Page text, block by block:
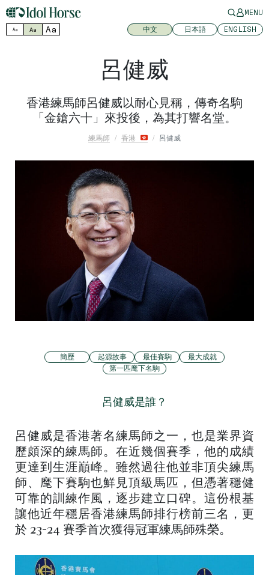
MENU
Aa Aa Aa 中文 日本語 ENGLISH
呂健威
香港練馬師呂健威以耐心見稱，傳奇名駒
「金鎗六十」來投後，為其打響名堂。
練馬師 香港 呂健威
簡歷 起源故事 最佳賽駒
最大成就
第一匹麾下名駒
呂健威是誰？
呂健威是香港著名練馬師之一，也是業界資
歷頗深的練馬師。在近幾個賽季，他的成績
更達到生涯巔峰。雖然過往他並非頂尖練馬
師、麾下賽駒也鮮見頂級馬匹，但憑著穩健
可靠的訓練作風，逐步建立口碑。這份根基
讓他近年穩居香港練馬師排行榜前三名，更
於 23-24 賽季首次獲得冠軍練馬師殊榮。